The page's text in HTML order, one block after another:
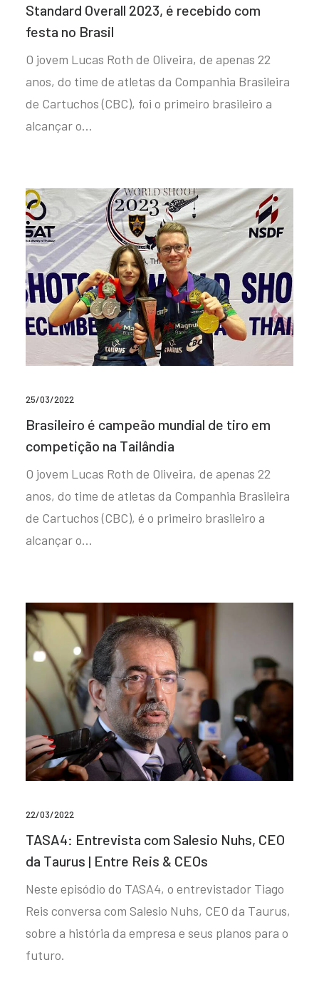
Standard Overall 2023, é recebido com
festa no Brasil
O jovem Lucas Roth de Oliveira, de apenas 22
anos, do time de atletas da Companhia Brasileira
de Cartuchos (CBC), foi o primeiro brasileiro a
alcançar o…
25/03/2022
Brasileiro é campeão mundial de tiro em
competição na Tailândia
O jovem Lucas Roth de Oliveira, de apenas 22
anos, do time de atletas da Companhia Brasileira
de Cartuchos (CBC), é o primeiro brasileiro a
alcançar o…
22/03/2022
TASA4: Entrevista com Salesio Nuhs, CEO
da Taurus | Entre Reis & CEOs
Neste episódio do TASA4, o entrevistador Tiago
Reis conversa com Salesio Nuhs, CEO da Taurus,
sobre a história da empresa e seus planos para o
futuro.